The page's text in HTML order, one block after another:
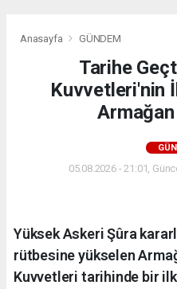
Anasayfa GÜNDEM
Tarihe
Kuvvetleri'nin
05.08.2026 - 21:01,
Yüksek Askeri Şûra
rütbesine yükselen
Kuvvetleri tarihinde bir